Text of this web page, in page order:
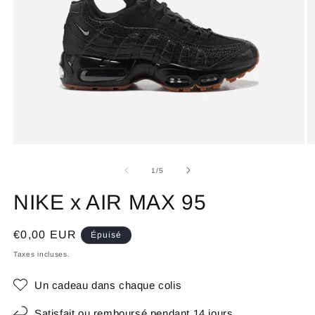
1/de
5
NIKE x AIR MAX 95
Prix
habituel
€0,00 EUR Épuisé
Taxes incluses.
Un cadeau dans chaque colis